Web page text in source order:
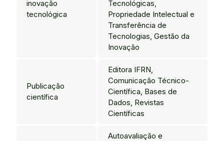
inovação
tecnológica
Tecnológicas,
Propriedade Intelectual e
Transferência de
Tecnologias, Gestão da
Inovação
Publicação
científica
Editora IFRN,
Comunicação Técnico-
Científica, Bases de
Dados, Revistas
Científicas
Autoavaliação e